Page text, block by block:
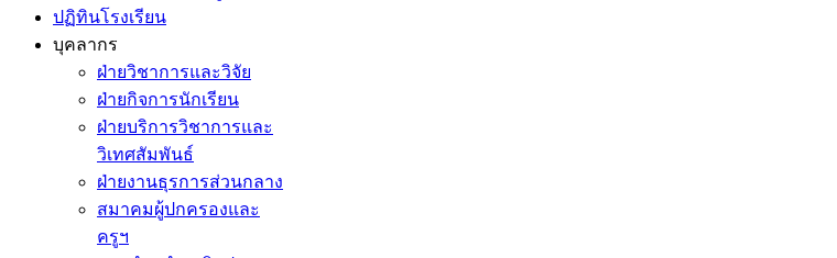
ปฏิทินโรงเรียน
บุคลากร
ฝ่ายวิชาการและวิจัย
ฝ่ายกิจการนักเรียน
ฝ่ายบริการวิชาการและ
วิเทศสัมพันธ์
ฝ่ายงานธุรการส่วนกลาง
สมาคมผู้ปกครองและ
ครูฯ